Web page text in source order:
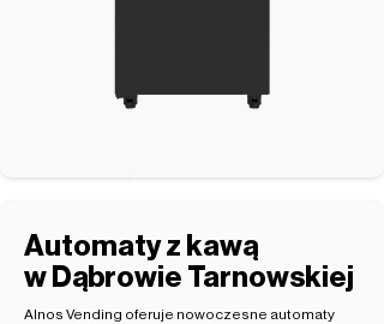
Automaty z kawą
w Dąbrowie Tarnowskiej
Alnos Vending oferuje nowoczesne automaty